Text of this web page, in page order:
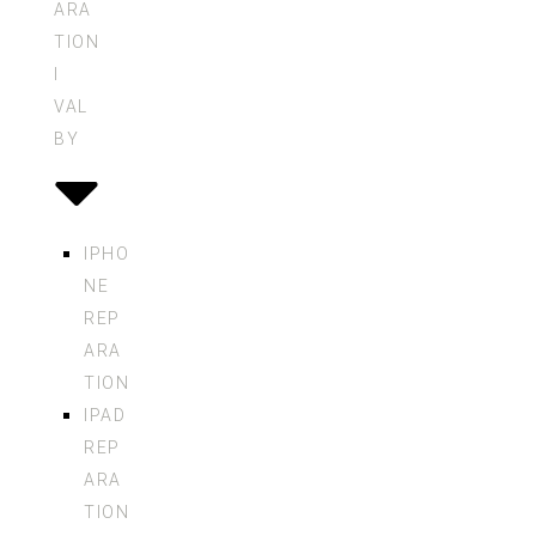
ARA
TION
VAL
BY
IPHO
NE
REP
ARA
TION
IPAD
REP
ARA
TION